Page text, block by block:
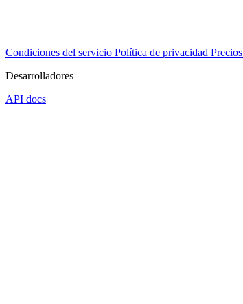
Condiciones del servicio Política de privacidad Precios
Desarrolladores
API docs